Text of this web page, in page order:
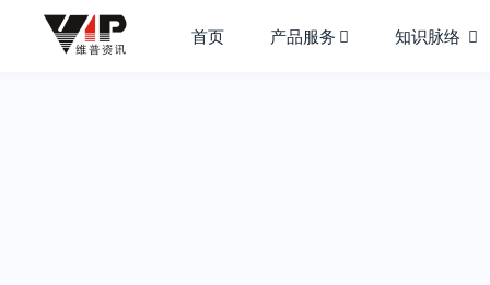
首页 产品服务 知识脉络